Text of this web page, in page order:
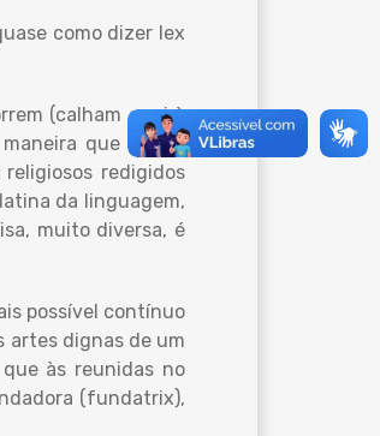
como dizer lex
(calham aqui à
que língua
redigidos
da linguagem,
muito diversa, é
possível contínuo
artes dignas de um
às reunidas no
(fundatrix),